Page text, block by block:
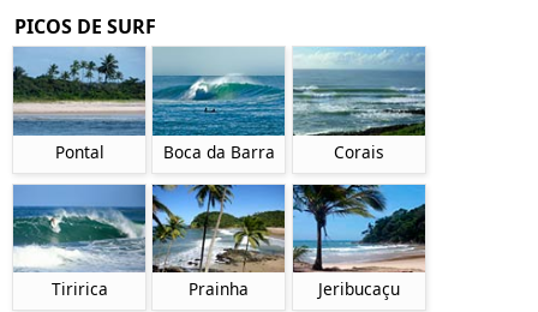
PICOS DE SURF
Pontal Boca da Barra Corais
Tiririca Prainha Jeribucaçu